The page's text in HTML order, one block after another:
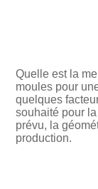
Quelle est la
moules pour
quelques
souhaité pour
prévu, la
production.